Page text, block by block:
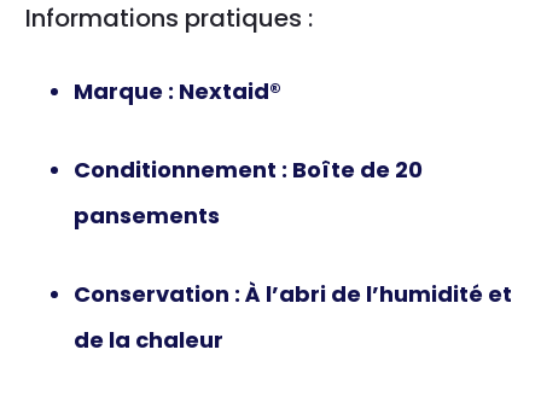
Informations pratiques :
Marque : Nextaid®
Conditionnement : Boîte de 20
pansements
Conservation : À l’abri de l’humidité et
de la chaleur